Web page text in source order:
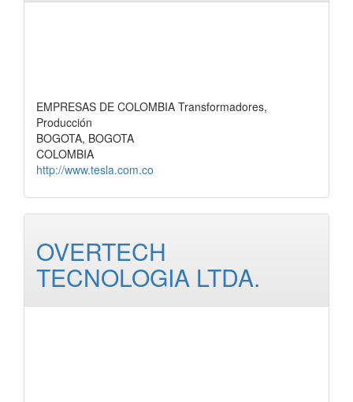
EMPRESAS DE COLOMBIA Transformadores,
Producción
BOGOTA, BOGOTA
COLOMBIA
http://www.tesla.com.co
OVERTECH
TECNOLOGIA LTDA.